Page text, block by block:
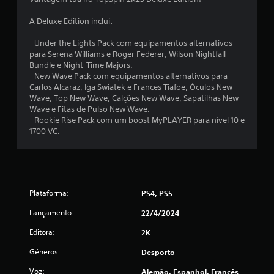
i
d
e
A Deluxe Edition inclui:
- Under the Lights Pack com equipamentos alternativos
para Serena Williams e Roger Federer, Wilson Nightfall
Bundle e Night-Time Majors.
- New Wave Pack com equipamentos alternativos para
Carlos Alcaraz, Iga Swiatek e Frances Tiafoe, Óculos New
Wave, Top New Wave, Calções New Wave, Sapatilhas New
Wave e Fitas de Pulso New Wave.
- Rookie Rise Pack com um boost MyPLAYER para nível 10 e
1700 VC.
Plataforma: PS4, PS5
Lançamento: 22/4/2024
Editora: 2K
Géneros: Desporto
Voz: Alemão, Espanhol, Francês